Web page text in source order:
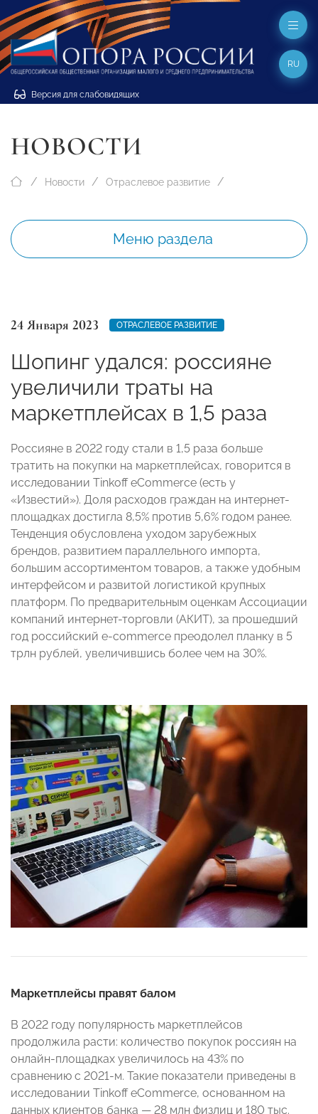
Версия для слабовидящих
RU
НОВОСТИ
Новости Отраслевое развитие
Меню раздела
24 Января 2023 ОТРАСЛЕВОЕ РАЗВИТИЕ
Шопинг удался: россияне
увеличили траты на
маркетплейсах в 1,5 раза
Россияне в 2022 году стали в 1,5 раза больше
тратить на покупки на маркетплейсах, говорится в
исследовании Tinkoff eCommerce (есть у
«Известий»). Доля расходов граждан на интернет-
площадках достигла 8,5% против 5,6% годом ранее.
Тенденция обусловлена уходом зарубежных
брендов, развитием параллельного импорта,
большим ассортиментом товаров, а также удобным
интерфейсом и развитой логистикой крупных
платформ. По предварительным оценкам Ассоциации
компаний интернет-торговли (АКИТ), за прошедший
год российский e-commerce преодолел планку в 5
трлн рублей, увеличившись более чем на 30%.
Маркетплейсы правят балом
В 2022 году популярность маркетплейсов
продолжила расти: количество покупок россиян на
онлайн-площадках увеличилось на 43% по
сравнению с 2021-м. Такие показатели приведены в
исследовании Tinkoff eCommerce, основанном на
данных клиентов банка — 28 млн физлиц и 180 тыс.